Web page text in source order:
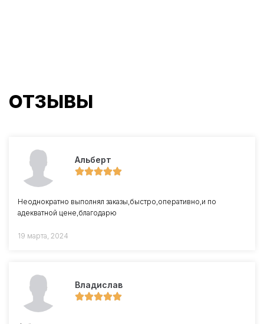
ОТЗЫВЫ
Альберт
Неоднократно выполнял заказы,быстро,оперативно,и по
адекватной цене,благодарю
19 марта, 2024
Владислав